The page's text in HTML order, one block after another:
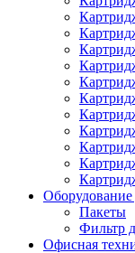
Оборудование
Пакеты
Фильтр
Офисная